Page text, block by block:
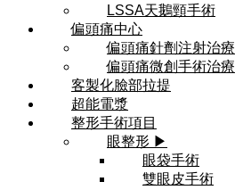
LSSA天鵝頸手術
偏頭痛中心
偏頭痛針劑注射治療
偏頭痛微創手術治療
客製化臉部拉提
超能電漿
整形手術項目
眼整形 ▶
眼袋手術
雙眼皮手術